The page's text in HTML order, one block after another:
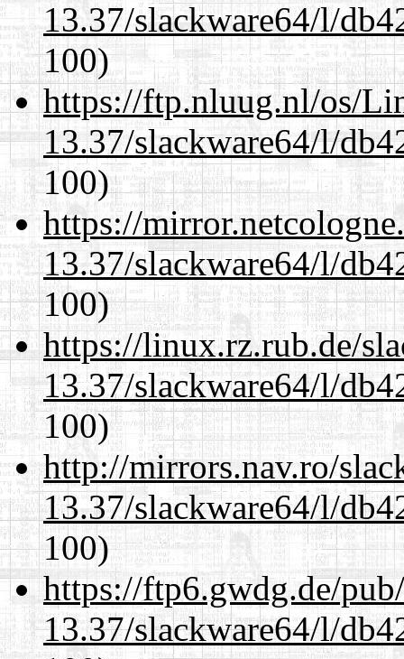
13.37/slackware64/l/
100)
https://ftp.nluug.nl/os/
13.37/slackware64/l/
100)
https://
13.37/slackware64/l/
100)
https://linux.rz.rub.de/
13.37/slackware64/l/
100)
http://mirrors.nav.ro/
13.37/slackware64/l/
100)
https://ftp6.gwdg.de/
13.37/slackware64/l/